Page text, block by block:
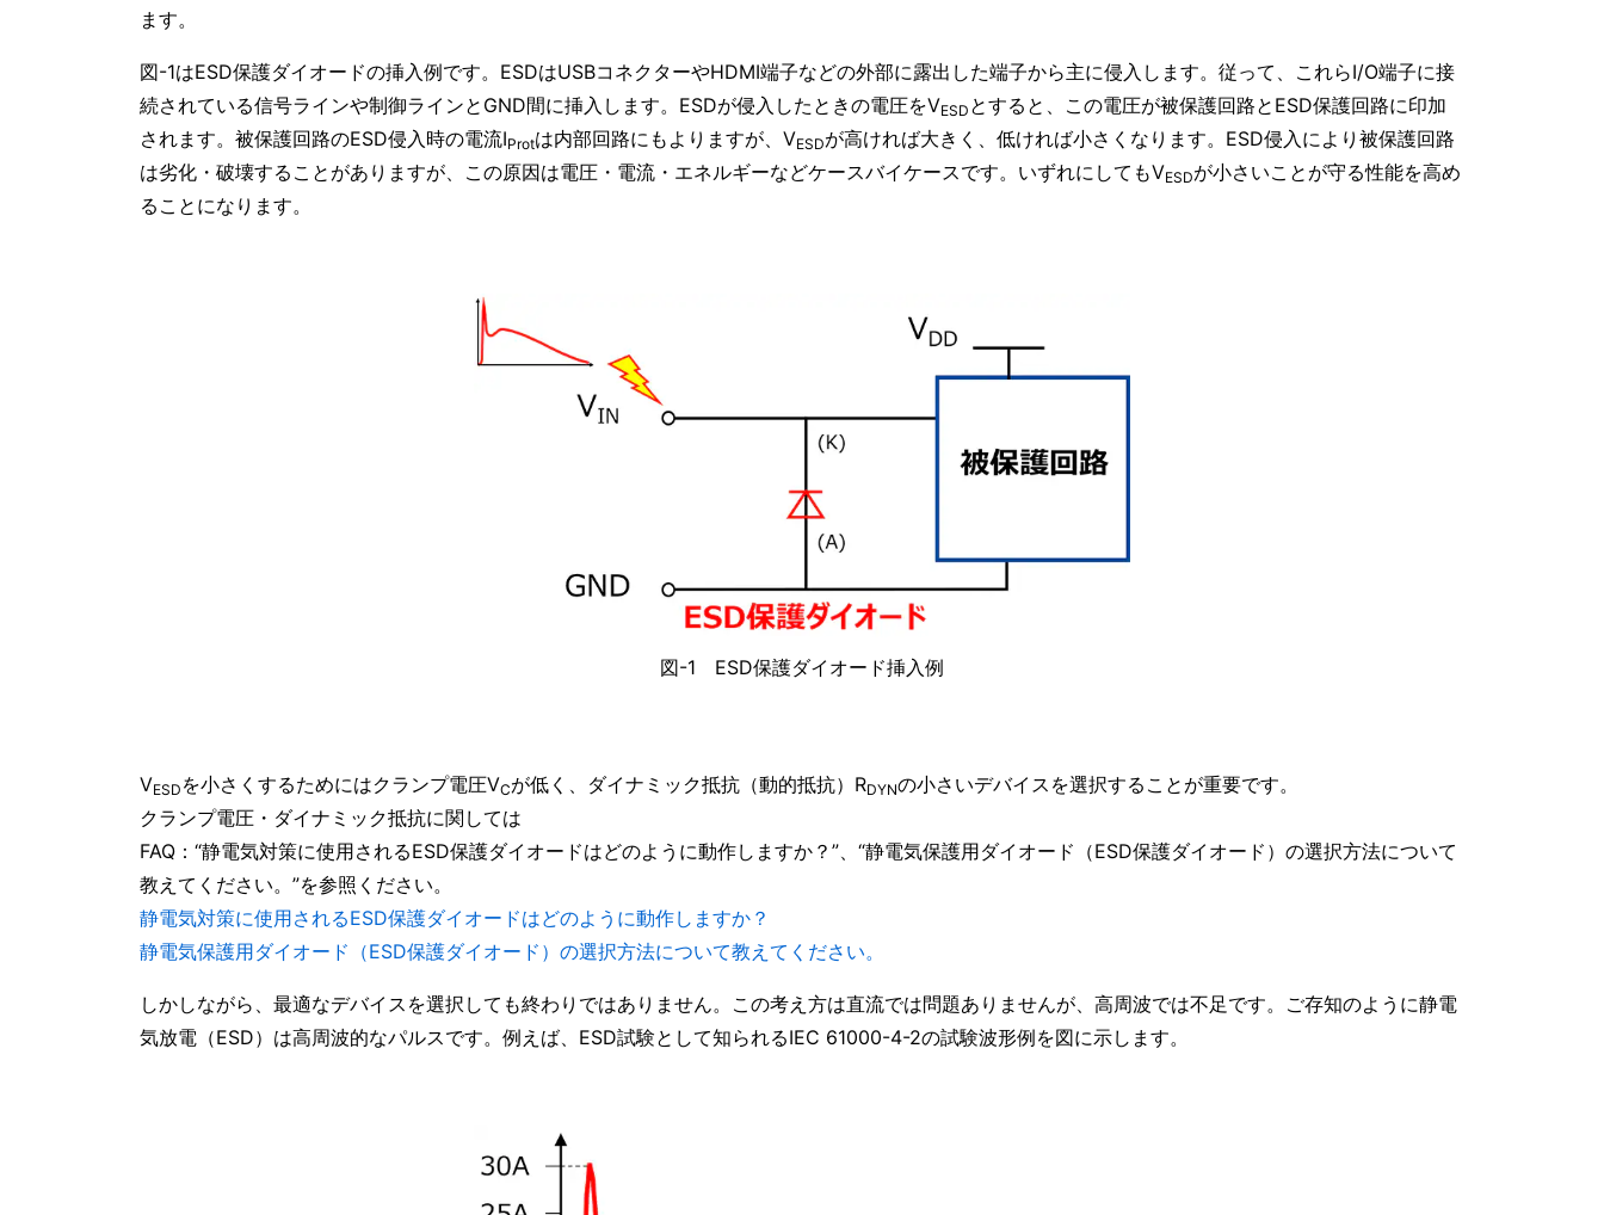
ます。
図-1はESD保護ダイオードの挿入例です。ESDはUSBコネクターやHDMI端子などの外部に露出した端子から主に侵入します。従って、これらI/O端子に接
続されている信号ラインや制御ラインとGND間に挿入します。ESDが侵入したときの電圧をVESD とすると、この電圧が被保護回路とESD保護回路に印加
されます。被保護回路のESD侵入時の電流IProtは内部回路にもよりますが、VESDが高ければ大きく、低ければ小さくなります。ESD侵入により被保護回路
は劣化・破壊することがありますが、この原因は電圧・電流・エネルギーなどケースバイケースです。いずれにしてもVESDが小さいことが守る性能を高め
ることになります。
図-1 ESD保護ダイオード挿入例
VESD を小さくするためにはクランプ電圧VCが低く、ダイナミック抵抗（動的抵抗）RDYNの小さいデバイスを選択することが重要です。
クランプ電圧・ダイナミック抵抗に関しては
FAQ：“静電気対策に使用されるESD保護ダイオードはどのように動作しますか？”、“静電気保護用ダイオード（ESD保護ダイオード）の選択方法について
教えてください。”を参照ください。
静電気対策に使用されるESD保護ダイオードはどのように動作しますか？
静電気保護用ダイオード（ESD保護ダイオード）の選択方法について教えてください。
しかしながら、最適なデバイスを選択しても終わりではありません。この考え方は直流では問題ありませんが、高周波では不足です。ご存知のように静電
気放電（ESD）は高周波的なパルスです。例えば、ESD試験として知られるIEC 61000-4-2の試験波形例を図に示します。